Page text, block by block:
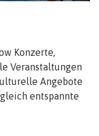
Konzerte,
Veranstaltungen
Angebote
entspannte